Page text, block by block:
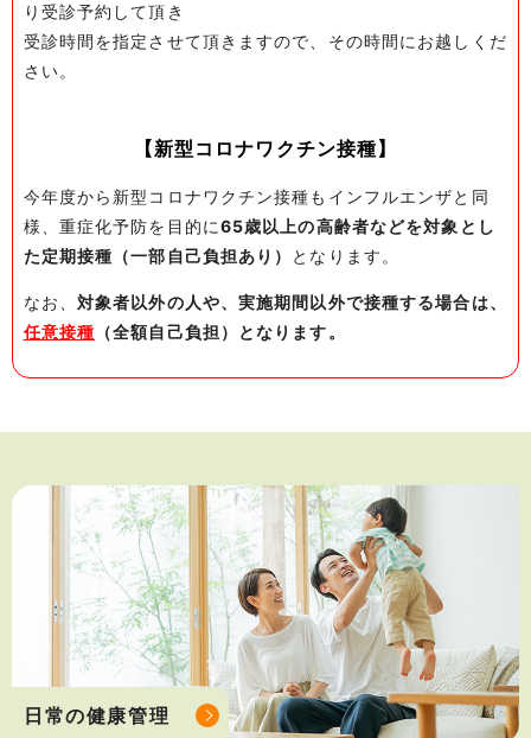
り受診予約して頂き
受診時間を指定させて頂きますので、その時間にお越しくだ
さい。
【新型コロナワクチン接種】
今年度から新型コロナワクチン接種もインフルエンザと同
様、重症化予防を目的に65歳以上の高齢者などを対象とし
た定期接種（一部自己負担あり） となります。
なお、 対象者以外の人や、実施期間以外で接種する場合は、
任意接種 （全額自己負担）となります。
日常の健康管理